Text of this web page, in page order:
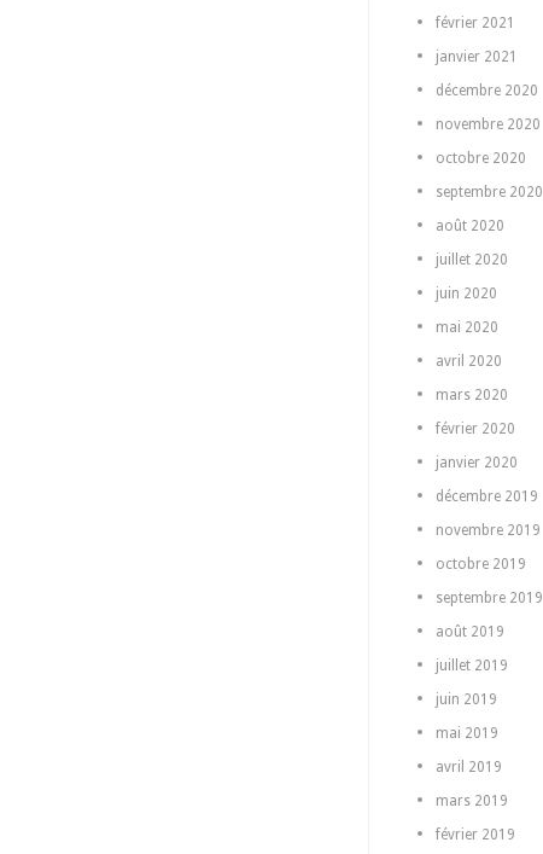
février 2021
janvier 2021
décembre 2020
novembre 2020
octobre 2020
septembre 2020
août 2020
juillet 2020
juin 2020
mai 2020
avril 2020
mars 2020
février 2020
janvier 2020
décembre 2019
novembre 2019
octobre 2019
septembre 2019
août 2019
juillet 2019
juin 2019
mai 2019
avril 2019
mars 2019
février 2019